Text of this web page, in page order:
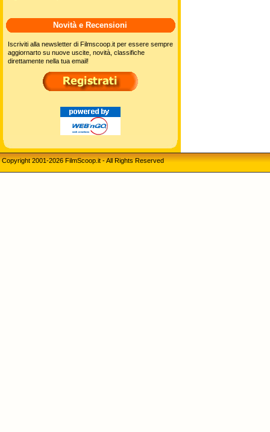
Novità e Recensioni
Iscriviti alla newsletter di Filmscoop.it per essere sempre
aggiornarto su nuove uscite, novità, classifiche
direttamente nella tua email!
Copyright 2001-2026 FilmScoop.it - All Rights Reserved